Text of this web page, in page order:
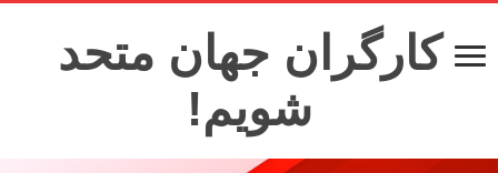
کارگران جهان متحد
شویم!